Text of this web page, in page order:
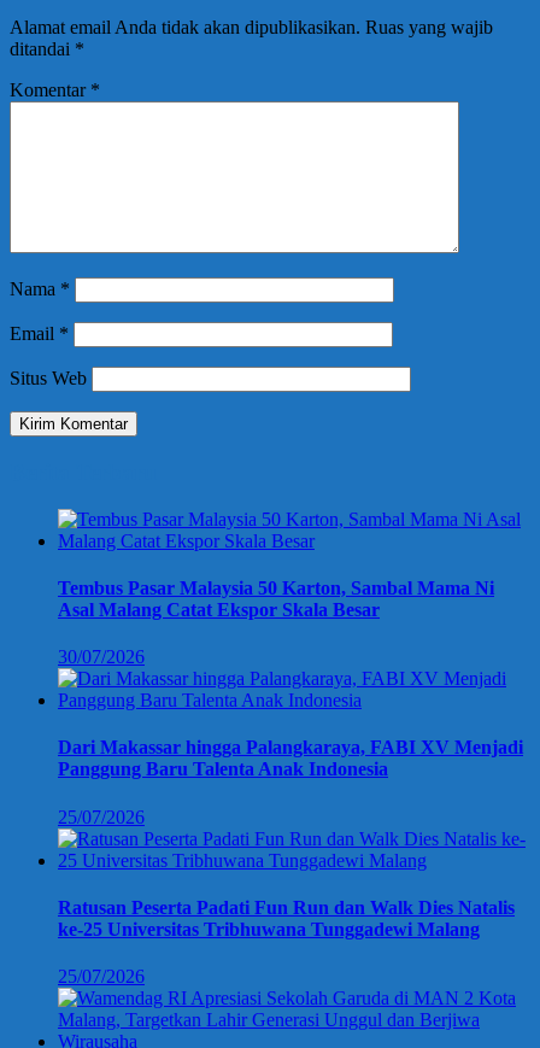
Alamat email Anda tidak akan dipublikasikan. Ruas yang wajib
ditandai *
Komentar *
Nama *
Email *
Situs Web
Tembus Pasar Malaysia 50 Karton, Sambal Mama Ni
Asal Malang Catat Ekspor Skala Besar
30/07/2026
Dari Makassar hingga Palangkaraya, FABI XV Menjadi
Panggung Baru Talenta Anak Indonesia
25/07/2026
Ratusan Peserta Padati Fun Run dan Walk Dies Natalis
ke-25 Universitas Tribhuwana Tunggadewi Malang
25/07/2026